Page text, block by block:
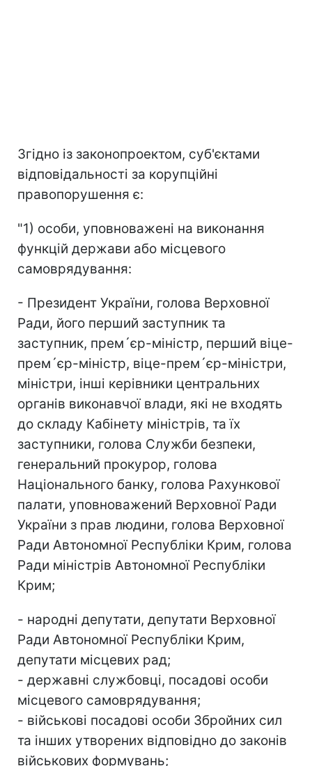
Згідно із законопроектом, суб'єктами
відповідальності за корупційні
правопорушення є:
"1) особи, уповноважені на виконання
функцій держави або місцевого
самоврядування:
- Президент України, голова Верховної
Ради, його перший заступник та
заступник, прем´єр-міністр, перший віце-
прем´єр-міністр, віце-прем´єр-міністри,
міністри, інші керівники центральних
органів виконавчої влади, які не входять
до складу Кабінету міністрів, та їх
заступники, голова Служби безпеки,
генеральний прокурор, голова
Національного банку, голова Рахункової
палати, уповноважений Верховної Ради
України з прав людини, голова Верховної
Ради Автономної Республіки Крим, голова
Ради міністрів Автономної Республіки
Крим;
- народні депутати, депутати Верховної
Ради Автономної Республіки Крим,
депутати місцевих рад;
- державні службовці, посадові особи
місцевого самоврядування;
- військові посадові особи Збройних сил
та інших утворених відповідно до законів
військових формувань;